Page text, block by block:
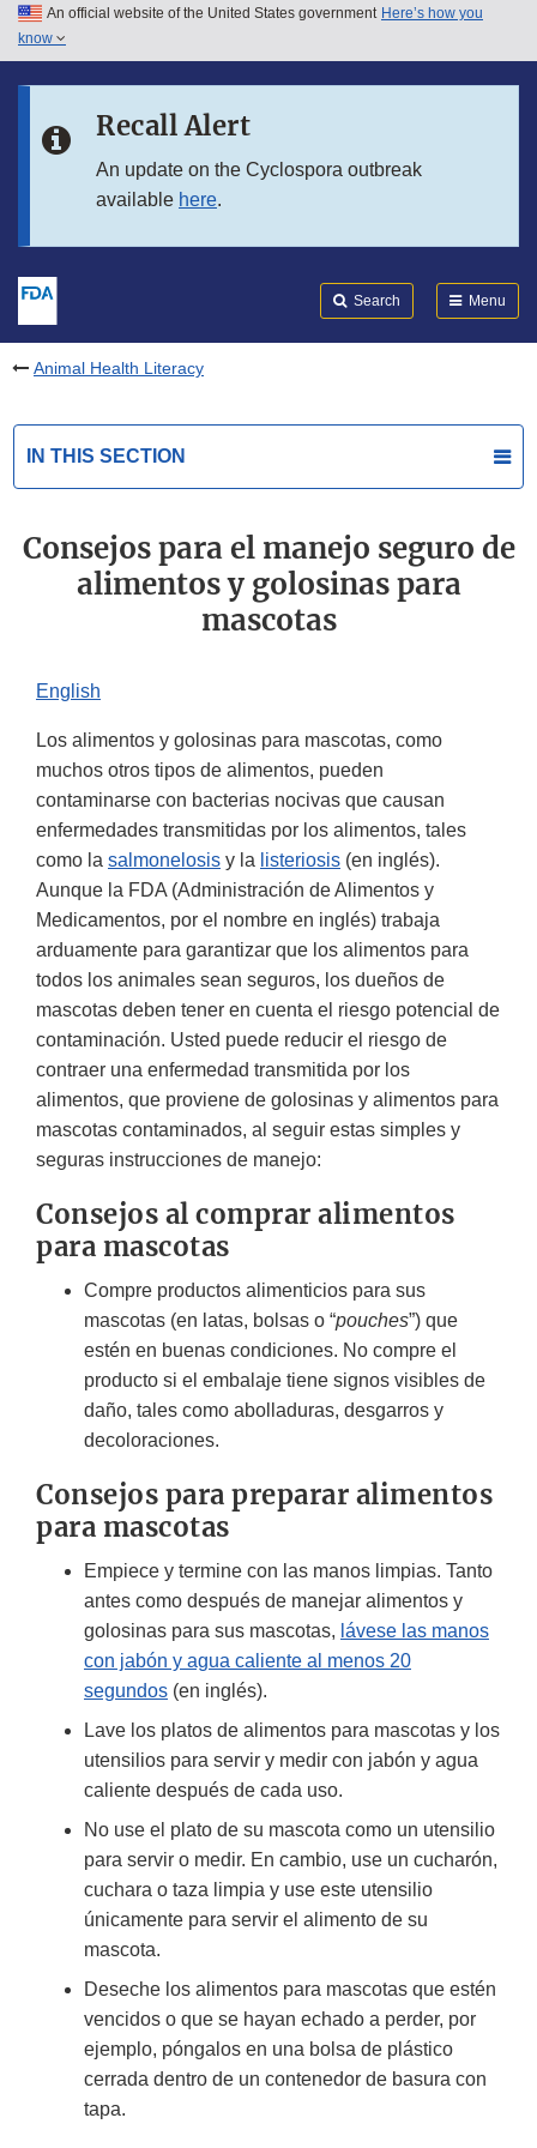
Skip to main content
Skip to in this section menu
An official website of the United States government Here’s how you
know
Recall Alert
An update on the Cyclospora outbreak
available here.
Search Menu
Animal Health Literacy
IN THIS SECTION
Consejos para el manejo seguro de
alimentos y golosinas para
mascotas
English
Los alimentos y golosinas para mascotas, como
muchos otros tipos de alimentos, pueden
contaminarse con bacterias nocivas que causan
enfermedades transmitidas por los alimentos, tales
como la salmonelosis y la listeriosis (en inglés).
Aunque la FDA (Administración de Alimentos y
Medicamentos, por el nombre en inglés) trabaja
arduamente para garantizar que los alimentos para
todos los animales sean seguros, los dueños de
mascotas deben tener en cuenta el riesgo potencial de
contaminación. Usted puede reducir el riesgo de
contraer una enfermedad transmitida por los
alimentos, que proviene de golosinas y alimentos para
mascotas contaminados, al seguir estas simples y
seguras instrucciones de manejo:
Consejos al comprar alimentos
para mascotas
Compre productos alimenticios para sus
mascotas (en latas, bolsas o “pouches”) que
estén en buenas condiciones. No compre el
producto si el embalaje tiene signos visibles de
daño, tales como abolladuras, desgarros y
decoloraciones.
Consejos para preparar alimentos
para mascotas
Empiece y termine con las manos limpias. Tanto
antes como después de manejar alimentos y
golosinas para sus mascotas, lávese las manos
con jabón y agua caliente al menos 20
segundos (en inglés).
Lave los platos de alimentos para mascotas y los
utensilios para servir y medir con jabón y agua
caliente después de cada uso.
No use el plato de su mascota como un utensilio
para servir o medir. En cambio, use un cucharón,
cuchara o taza limpia y use este utensilio
únicamente para servir el alimento de su
mascota.
Deseche los alimentos para mascotas que estén
vencidos o que se hayan echado a perder, por
ejemplo, póngalos en una bolsa de plástico
cerrada dentro de un contenedor de basura con
tapa.